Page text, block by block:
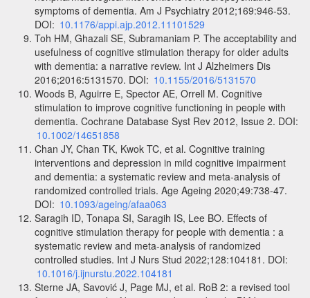
symptoms of dementia. Am J Psychiatry 2012;169:946-53.
DOI: 10.1176/appi.ajp.2012.11101529
Toh HM, Ghazali SE, Subramaniam P. The acceptability and
usefulness of cognitive stimulation therapy for older adults
with dementia: a narrative review. Int J Alzheimers Dis
2016;2016:5131570. DOI: 10.1155/2016/5131570
Woods B, Aguirre E, Spector AE, Orrell M. Cognitive
stimulation to improve cognitive functioning in people with
dementia. Cochrane Database Syst Rev 2012, Issue 2. DOI:
10.1002/14651858
Chan JY, Chan TK, Kwok TC, et al. Cognitive training
interventions and depression in mild cognitive impairment
and dementia: a systematic review and meta-analysis of
randomized controlled trials. Age Ageing 2020;49:738-47.
DOI: 10.1093/ageing/afaa063
Saragih ID, Tonapa SI, Saragih IS, Lee BO. Effects of
cognitive stimulation therapy for people with dementia : a
systematic review and meta-analysis of randomized
controlled studies. Int J Nurs Stud 2022;128:104181. DOI:
10.1016/j.ijnurstu.2022.104181
Sterne JA, Savović J, Page MJ, et al. RoB 2: a revised tool